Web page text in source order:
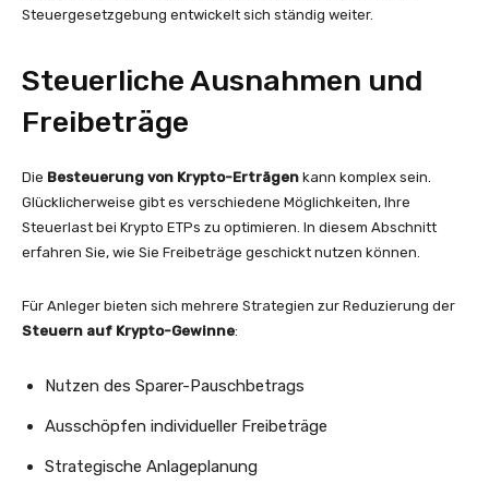
Steuergesetzgebung entwickelt sich ständig weiter.
Steuerliche Ausnahmen und
Freibeträge
Die Besteuerung von Krypto-Erträgen kann komplex sein.
Glücklicherweise gibt es verschiedene Möglichkeiten, Ihre
Steuerlast bei Krypto ETPs zu optimieren. In diesem Abschnitt
erfahren Sie, wie Sie Freibeträge geschickt nutzen können.
Für Anleger bieten sich mehrere Strategien zur Reduzierung der
Steuern auf Krypto-Gewinne:
Nutzen des Sparer-Pauschbetrags
Ausschöpfen individueller Freibeträge
Strategische Anlageplanung